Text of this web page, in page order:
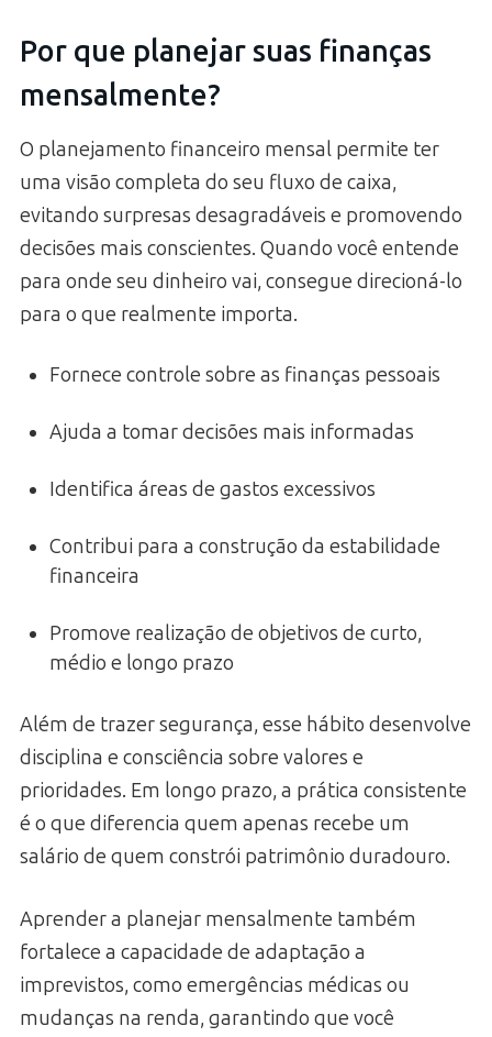
Por que planejar suas finanças
mensalmente?
O planejamento financeiro mensal permite ter
uma visão completa do seu fluxo de caixa,
evitando surpresas desagradáveis e promovendo
decisões mais conscientes. Quando você entende
para onde seu dinheiro vai, consegue direcioná-lo
para o que realmente importa.
Fornece controle sobre as finanças pessoais
Ajuda a tomar decisões mais informadas
Identifica áreas de gastos excessivos
Contribui para a construção da estabilidade
financeira
Promove realização de objetivos de curto,
médio e longo prazo
Além de trazer segurança, esse hábito desenvolve
disciplina e consciência sobre valores e
prioridades. Em longo prazo, a prática consistente
é o que diferencia quem apenas recebe um
salário de quem constrói patrimônio duradouro.
Aprender a planejar mensalmente também
fortalece a capacidade de adaptação a
imprevistos, como emergências médicas ou
mudanças na renda, garantindo que você